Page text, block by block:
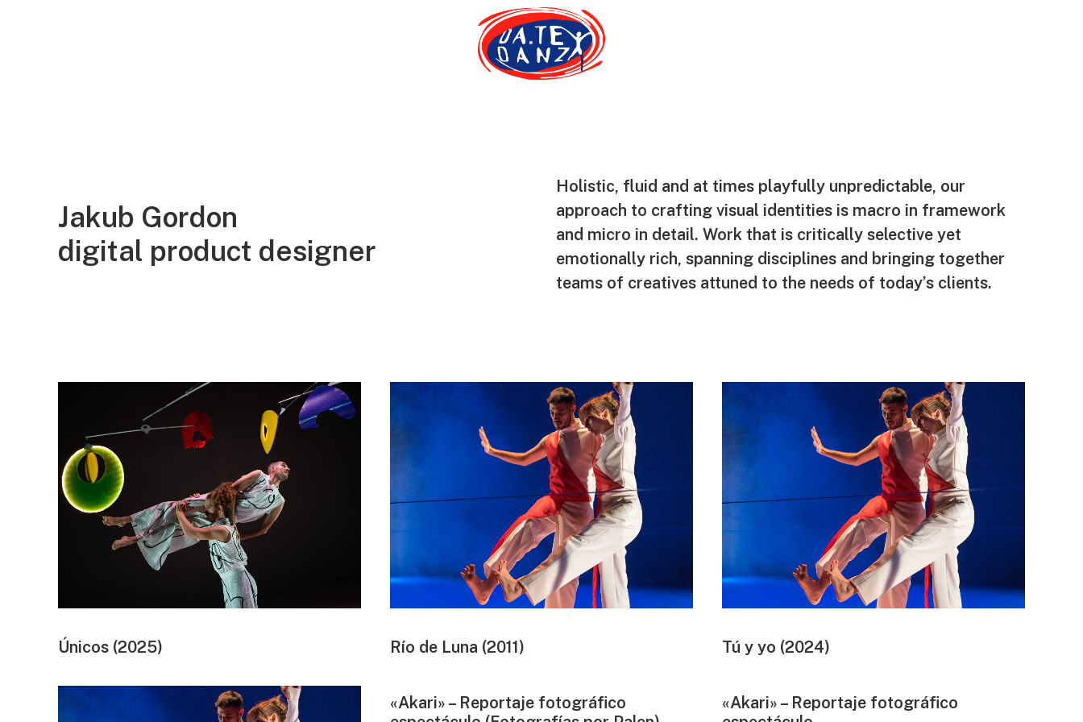
Jakub Gordon
digital product designer
Holistic, fluid and at times playfully unpredictable, our
approach to crafting visual identities is macro in framework
and micro in detail. Work that is critically selective yet
emotionally rich, spanning disciplines and bringing together
teams of creatives attuned to the needs of today’s clients.
Únicos (2025) Río de Luna (2011) Tú y yo (2024)
«Akari» – Reportaje fotográfico
«Akari» – Reportaje fotográfico